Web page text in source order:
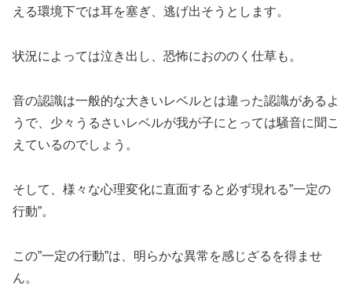
える環境下では耳を塞ぎ、逃げ出そうとします。
状況によっては泣き出し、恐怖におののく仕草も。
音の認識は一般的な大きいレベルとは違った認識があるよ
うで、少々うるさいレベルが我が子にとっては騒音に聞こ
えているのでしょう。
そして、様々な心理変化に直面すると必ず現れる”一定の
行動”。
この”一定の行動”は、明らかな異常を感じざるを得ませ
ん。